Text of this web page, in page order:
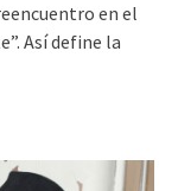
en el
Así define la